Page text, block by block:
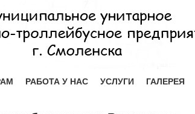
РАБОТА У НАС УСЛУГИ ГАЛЕРЕЯ